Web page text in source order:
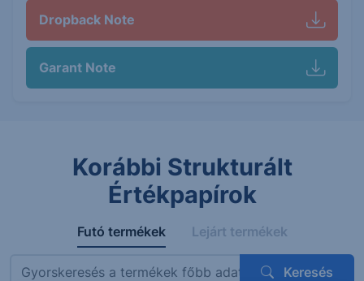
Dropback Note
Garant Note
Korábbi Strukturált
Értékpapírok
Futó termékek Lejárt termékek
Keresés